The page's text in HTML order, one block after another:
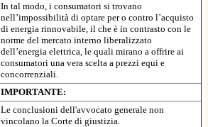
In tal modo, i consumatori si trovano
nell’impossibilità di optare per o contro l’acquisto
di energia rinnovabile, il che è in contrasto con le
norme del mercato interno liberalizzato
dell’energia elettrica, le quali mirano a offrire ai
consumatori una vera scelta a prezzi equi e
concorrenziali.
IMPORTANTE:
Le conclusioni dell'avvocato generale non
vincolano la Corte di giustizia.